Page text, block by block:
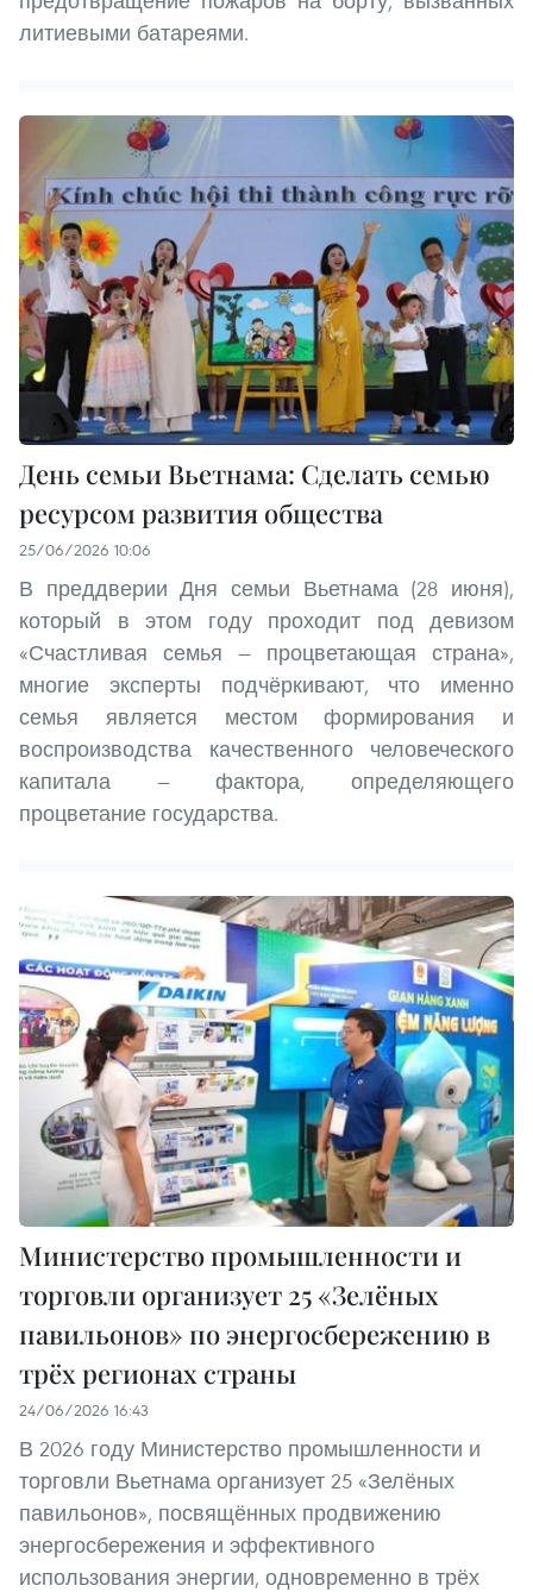
литиевыми батареями.
День семьи Вьетнама: Сделать семью
ресурсом развития общества
25/06/2026 10:06
В преддверии Дня семьи Вьетнама (28 июня),
который в этом году проходит под девизом
«Счастливая семья — процветающая страна»,
многие эксперты подчёркивают, что именно
семья является местом формирования и
воспроизводства качественного человеческого
капитала — фактора, определяющего
процветание государства.
Министерство промышленности и
торговли организует 25 «Зелёных
павильонов» по энергосбережению в
трёх регионах страны
24/06/2026 16:43
В 2026 году Министерство промышленности и
торговли Вьетнама организует 25 «Зелёных
павильонов», посвящённых продвижению
энергосбережения и эффективного
использования энергии, одновременно в трёх